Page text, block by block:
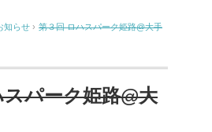
知らせ › 第３回 ロハスパーク姫路@大手
パーク姫路@大